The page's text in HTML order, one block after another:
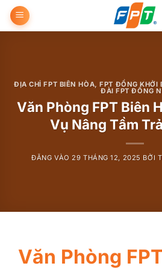
qua
ĐỊA CHỈ FPT BIÊN HÒA,FPT ĐỒNG KHỞI
ĐÀI FPT ĐỒNG
Văn Phòng FPT Biên
Vụ Nâng Tầm
ĐĂNG VÀO 29 THÁNG 12, 2025 BỞI
Văn Phòng